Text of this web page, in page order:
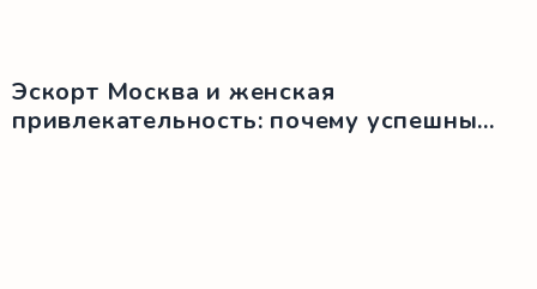
Эскорт Москва и женская
привлекательность: почему успешны...